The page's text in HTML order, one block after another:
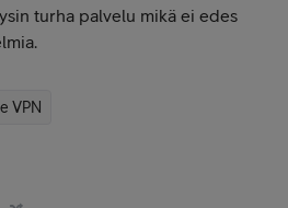
turha palvelu mikä ei edes
VPN